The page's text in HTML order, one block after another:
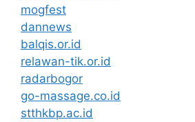
mogfest
dannews
balqis.or.id
relawan-tik.or.id
radarbogor
go-massage.co.id
stthkbp.ac.id